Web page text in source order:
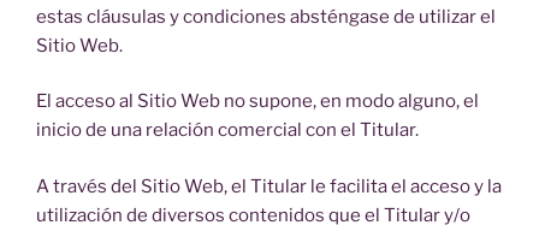
estas cláusulas y condiciones absténgase de utilizar el
Sitio Web.
El acceso al Sitio Web no supone, en modo alguno, el
inicio de una relación comercial con el Titular.
A través del Sitio Web, el Titular le facilita el acceso y la
utilización de diversos contenidos que el Titular y/o